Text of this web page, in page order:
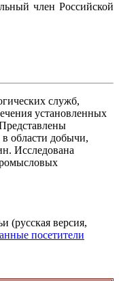
член Российской
служб,
установленных
области добычи,
Исследована
(русская версия,
посетители